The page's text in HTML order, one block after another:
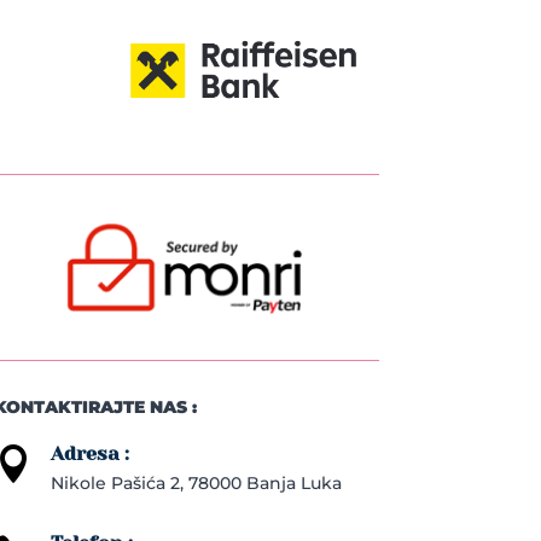
NAS :
 Adresa :
Nikole Pašića 2, 78000 Banja Luka